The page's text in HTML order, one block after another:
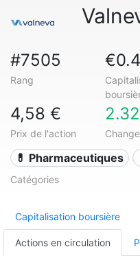
#7505
Rang
4,58 €
Prix de l'action
💊 Pharmaceutiques
Catégories
Capitalisation boursière
Actions en circulation